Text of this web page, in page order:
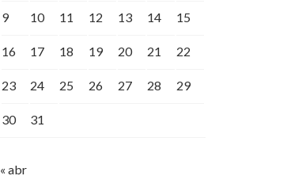
9 10 11 12 13 14 15
16 17 18 19 20 21 22
23 24 25 26 27 28 29
30 31
« abr